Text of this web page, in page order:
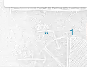
« 1